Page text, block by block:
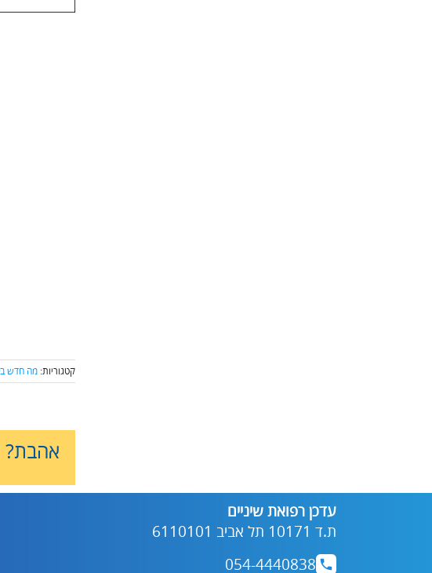
קטגוריות: מה חדש
עדכן רפואת שיניים
ת.ד 10171 תל אביב 6110101
054-4440838